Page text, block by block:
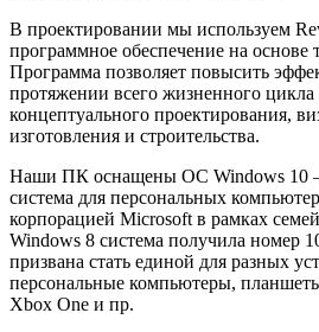
В проектировании мы используем
программное обеспечение на основе
Программа позволяет повысить
протяжении всего жизненного цикла
концептуального проектирования,
изготовления и строительства.
Наши ПК оснащены ОС Windows 10
система для персональных
корпорацией Microsoft в рамках
Windows 8 система получила номер
призвана стать единой для разных
персональные компьютеры,
Xbox One и пр.